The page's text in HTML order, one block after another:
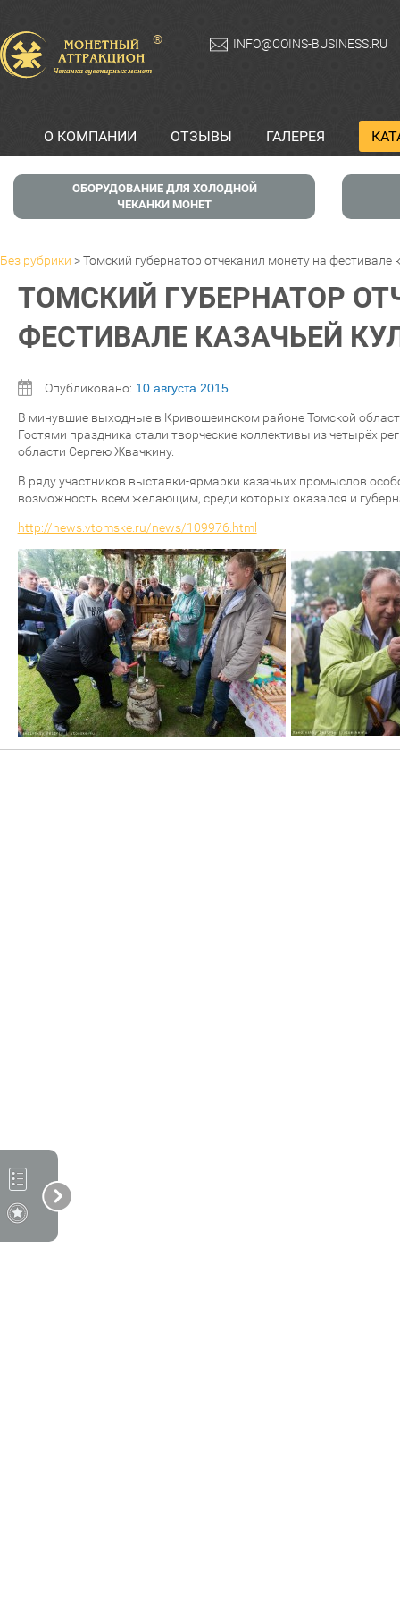
® INFO@COINS-BUSINESS.RU
О КОМПАНИИ ОТЗЫВЫ ГАЛЕРЕЯ
ОБОРУДОВАНИЕ ДЛЯ ХОЛОДНОЙ
ЧЕКАНКИ МОНЕТ
Без рубрики >Томский губернатор отчеканил монету на фестивале
ТОМСКИЙ ГУБЕРНАТОР
ФЕСТИВАЛЕ КАЗАЧЬЕЙ
Опубликовано: 10 августа 2015
В минувшие выходные в Кривошеинском районе Томской
Гостями праздника стали творческие коллективы из четырёх
области Сергею Жвачкину.
В ряду участников выставки-ярмарки казачьих промыслов
возможность всем желающим, среди которых оказался и
http://news.vtomske.ru/news/109976.html